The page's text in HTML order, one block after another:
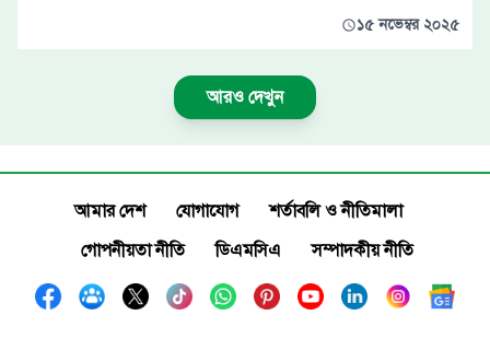
১৫ নভেম্বর ২০২৫
আরও দেখুন
আমার দেশ যোগাযোগ
শর্তাবলি ও নীতিমালা
গোপনীয়তা নীতি
ডিএমসিএ সম্পাদকীয় নীতি